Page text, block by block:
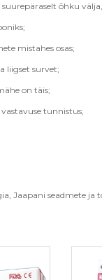
õhku
mistahes osas;
liigset survet;
on täis;
tunnistus;
Jaapani seadmete ja